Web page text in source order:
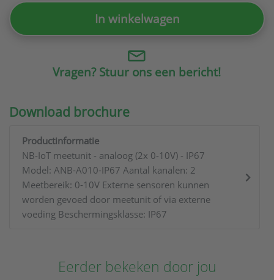
In winkelwagen
Vragen? Stuur ons een bericht!
Download brochure
Productinformatie
NB-IoT meetunit - analoog (2x 0-10V) - IP67
Model: ANB-A010-IP67 Aantal kanalen: 2
Meetbereik: 0-10V Externe sensoren kunnen
worden gevoed door meetunit of via externe
voeding Beschermingsklasse: IP67
Eerder bekeken door jou